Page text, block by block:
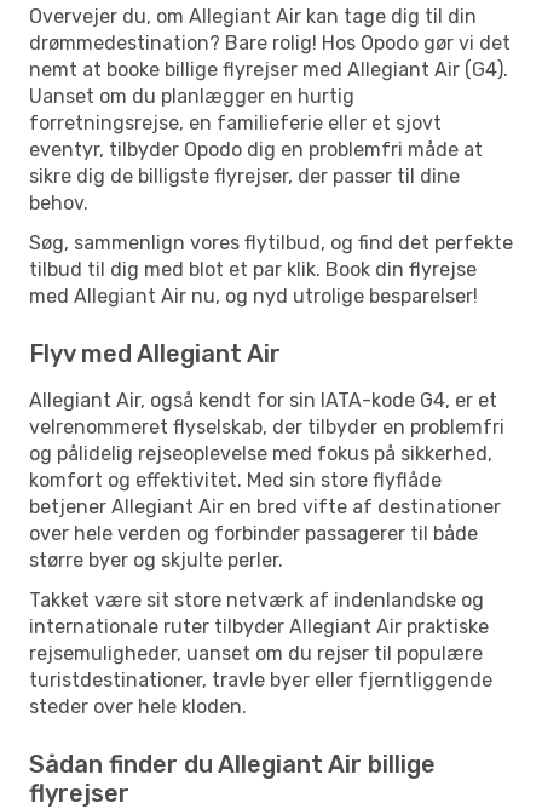
Overvejer du, om Allegiant Air kan tage dig til din
drømmedestination? Bare rolig! Hos Opodo gør vi det
nemt at booke billige flyrejser med Allegiant Air (G4).
Uanset om du planlægger en hurtig
forretningsrejse, en familieferie eller et sjovt
eventyr, tilbyder Opodo dig en problemfri måde at
sikre dig de billigste flyrejser, der passer til dine
behov.
Søg, sammenlign vores flytilbud, og find det perfekte
tilbud til dig med blot et par klik. Book din flyrejse
med Allegiant Air nu, og nyd utrolige besparelser!
Flyv med Allegiant Air
Allegiant Air, også kendt for sin IATA-kode G4, er et
velrenommeret flyselskab, der tilbyder en problemfri
og pålidelig rejseoplevelse med fokus på sikkerhed,
komfort og effektivitet. Med sin store flyflåde
betjener Allegiant Air en bred vifte af destinationer
over hele verden og forbinder passagerer til både
større byer og skjulte perler.
Takket være sit store netværk af indenlandske og
internationale ruter tilbyder Allegiant Air praktiske
rejsemuligheder, uanset om du rejser til populære
turistdestinationer, travle byer eller fjerntliggende
steder over hele kloden.
Sådan finder du Allegiant Air billige
flyrejser